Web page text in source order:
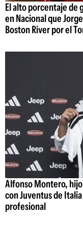
El alto porcentaje de
en Nacional que
Boston River por el
Alfonso Montero,
con Juventus de
profesional